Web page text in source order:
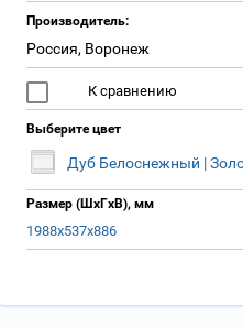
Производитель:
Россия, Воронеж
К сравнению
Выберите цвет
Дуб Белоснежный |
Размер (ШхГхВ), мм
1988х537х886